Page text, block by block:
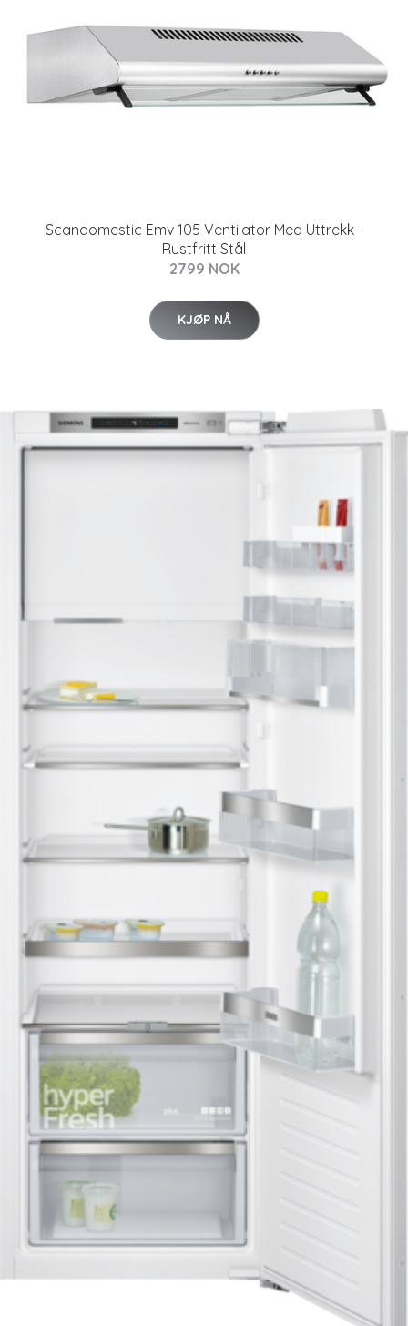
Scandomestic Emv 105 Ventilator Med Uttrekk -
Rustfritt Stål
2799 NOK
KJØP NÅ